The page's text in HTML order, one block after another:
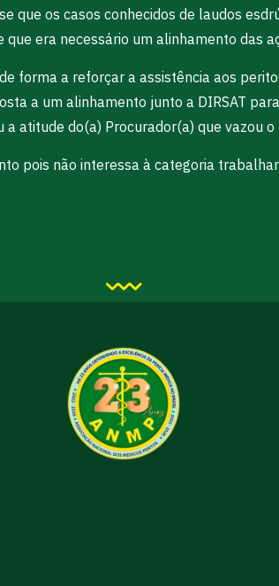
que os casos conhecidos de laudos
era necessário um alinhamento das
forma a reforçar a assistência aos
a um alinhamento junto a DIRSAT
atitude do(a) Procurador(a) que vazou
pois não interessa à categoria